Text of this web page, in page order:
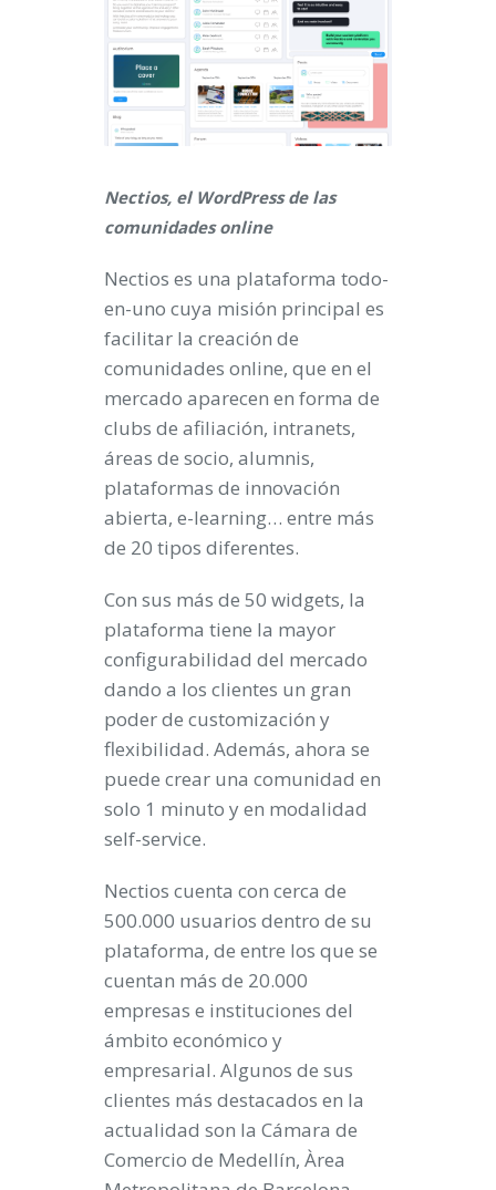
Nectios, el WordPress de las
comunidades online
Nectios es una plataforma todo-
en-uno cuya misión principal es
facilitar la creación de
comunidades online, que en el
mercado aparecen en forma de
clubs de afiliación, intranets,
áreas de socio, alumnis,
plataformas de innovación
abierta, e-learning… entre más
de 20 tipos diferentes.
Con sus más de 50 widgets, la
plataforma tiene la mayor
configurabilidad del mercado
dando a los clientes un gran
poder de customización y
flexibilidad. Además, ahora se
puede crear una comunidad en
solo 1 minuto y en modalidad
self-service.
Nectios cuenta con cerca de
500.000 usuarios dentro de su
plataforma, de entre los que se
cuentan más de 20.000
empresas e instituciones del
ámbito económico y
empresarial. Algunos de sus
clientes más destacados en la
actualidad son la Cámara de
Comercio de Medellín, Àrea